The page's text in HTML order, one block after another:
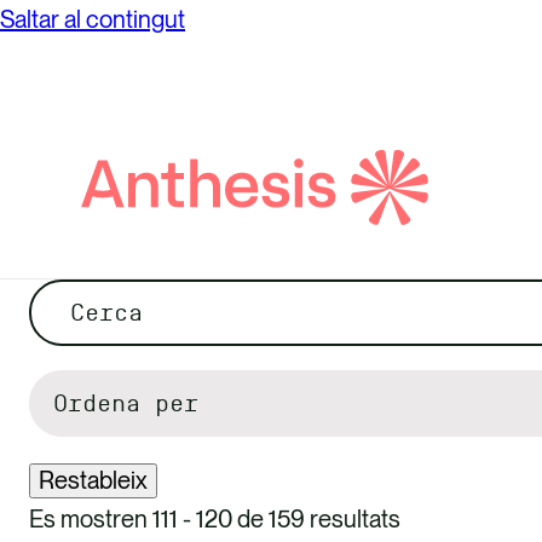
Saltar al contingut
Filtra
Restableix
Es mostren 111 - 120 de 159 resultats